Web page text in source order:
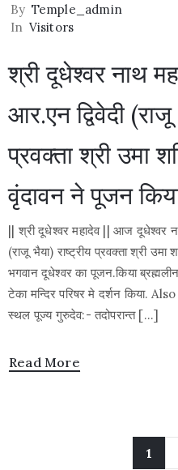
By Temple_admin
In Visitors
श्री दूधेश्वर नाथ
आर.एन द्विवेदी (राजू
प्रवक्ता श्री उमा
वृंदावन ने पूजन
|| श्री दूधेश्वर महादेव || आज दूधेश्वर
(राजू भैया) राष्ट्रीय प्रवक्ता श्री
भगवान दूधेश्वर का पूजन.किया ब्रह्मलीन
टेका मन्दिर परिषर मे दर्शन किया.
स्थल पूज्य गुरुदेव:- तदोपरान्त […]
Read More
1